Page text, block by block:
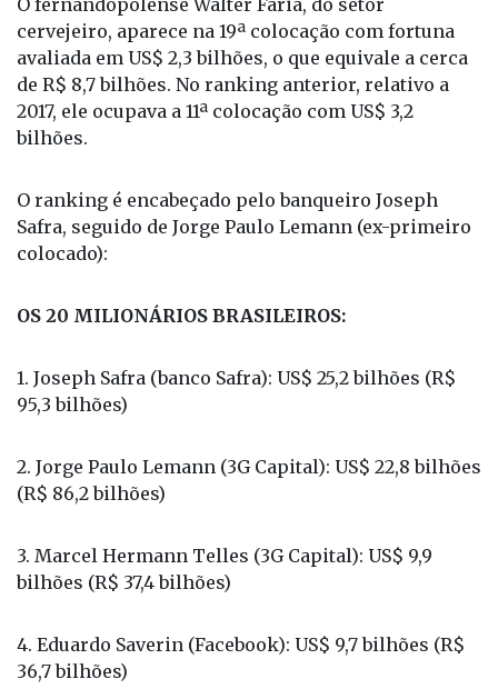
O fernandopolense Walter Faria, do setor
cervejeiro, aparece na 19ª colocação com fortuna
avaliada em US$ 2,3 bilhões, o que equivale a cerca
de R$ 8,7 bilhões. No ranking anterior, relativo a
2017, ele ocupava a 11ª colocação com US$ 3,2
O ranking é encabeçado pelo banqueiro Joseph
Safra, seguido de Jorge Paulo Lemann (ex-primeiro
1. Joseph Safra (banco Safra): US$ 25,2 bilhões (R$
2. Jorge Paulo Lemann (3G Capital): US$ 22,8 bilhões
3. Marcel Hermann Telles (3G Capital): US$ 9,9
4. Eduardo Saverin (Facebook): US$ 9,7 bilhões (R$